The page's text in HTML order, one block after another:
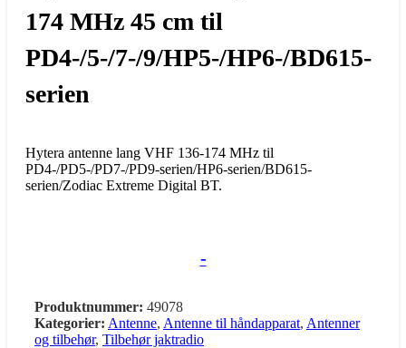
174 MHz 45 cm til
PD4-/5-/7-/9/HP5-/HP6-/BD615-
serien
Hytera antenne lang VHF 136-174 MHz til
PD4-/PD5-/PD7-/PD9-serien/HP6-serien/BD615-
serien/Zodiac Extreme Digital BT.
-
Produktnummer: 49078
Kategorier: Antenne, Antenne til håndapparat, Antenner
og tilbehør, Tilbehør jaktradio